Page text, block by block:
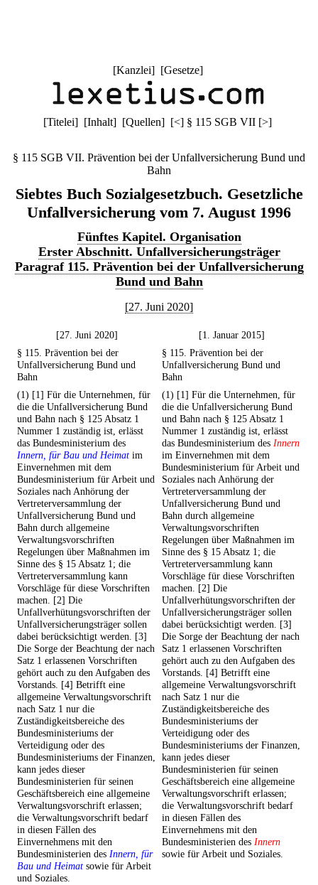
[Kanzlei] [Gesetze]
[Titelei] [Inhalt] [Quellen] [<] § 115 SGB VII [>]
§ 115 SGB VII. Prävention bei der Unfallversicherung Bund und
Bahn
Siebtes Buch Sozialgesetzbuch. Gesetzliche
Unfallversicherung vom 7. August 1996
Fünftes Kapitel. Organisation
Erster Abschnitt. Unfallversicherungsträger
Paragraf 115. Prävention bei der Unfallversicherung
Bund und Bahn
[27. Juni 2020]
[27. Juni 2020]
[1. Januar 2015]
§ 115. Prävention bei der
Unfallversicherung Bund und
Bahn
§ 115. Prävention bei der
Unfallversicherung Bund und
Bahn
(1) [1] Für die Unternehmen, für
die die Unfallversicherung Bund
und Bahn nach § 125 Absatz 1
Nummer 1 zuständig ist, erlässt
das Bundesministerium des
Innern, für Bau und Heimat im
Einvernehmen mit dem
Bundesministerium für Arbeit und
Soziales nach Anhörung der
Vertreterversammlung der
Unfallversicherung Bund und
Bahn durch allgemeine
Verwaltungsvorschriften
Regelungen über Maßnahmen im
Sinne des § 15 Absatz 1; die
Vertreterversammlung kann
Vorschläge für diese Vorschriften
machen. [2] Die
Unfallverhütungsvorschriften der
Unfallversicherungsträger sollen
dabei berücksichtigt werden. [3]
Die Sorge der Beachtung der nach
Satz 1 erlassenen Vorschriften
gehört auch zu den Aufgaben des
Vorstands. [4] Betrifft eine
allgemeine Verwaltungsvorschrift
nach Satz 1 nur die
Zuständigkeitsbereiche des
Bundesministeriums der
Verteidigung oder des
Bundesministeriums der Finanzen,
kann jedes dieser
Bundesministerien für seinen
Geschäftsbereich eine allgemeine
Verwaltungsvorschrift erlassen;
die Verwaltungsvorschrift bedarf
in diesen Fällen des
Einvernehmens mit den
Bundesministerien des Innern, für
Bau und Heimat sowie für Arbeit
und Soziales.
(1) [1] Für die Unternehmen, für
die die Unfallversicherung Bund
und Bahn nach § 125 Absatz 1
Nummer 1 zuständig ist, erlässt
das Bundesministerium des Innern
im Einvernehmen mit dem
Bundesministerium für Arbeit und
Soziales nach Anhörung der
Vertreterversammlung der
Unfallversicherung Bund und
Bahn durch allgemeine
Verwaltungsvorschriften
Regelungen über Maßnahmen im
Sinne des § 15 Absatz 1; die
Vertreterversammlung kann
Vorschläge für diese Vorschriften
machen. [2] Die
Unfallverhütungsvorschriften der
Unfallversicherungsträger sollen
dabei berücksichtigt werden. [3]
Die Sorge der Beachtung der nach
Satz 1 erlassenen Vorschriften
gehört auch zu den Aufgaben des
Vorstands. [4] Betrifft eine
allgemeine Verwaltungsvorschrift
nach Satz 1 nur die
Zuständigkeitsbereiche des
Bundesministeriums der
Verteidigung oder des
Bundesministeriums der Finanzen,
kann jedes dieser
Bundesministerien für seinen
Geschäftsbereich eine allgemeine
Verwaltungsvorschrift erlassen;
die Verwaltungsvorschrift bedarf
in diesen Fällen des
Einvernehmens mit den
Bundesministerien des Innern
sowie für Arbeit und Soziales.